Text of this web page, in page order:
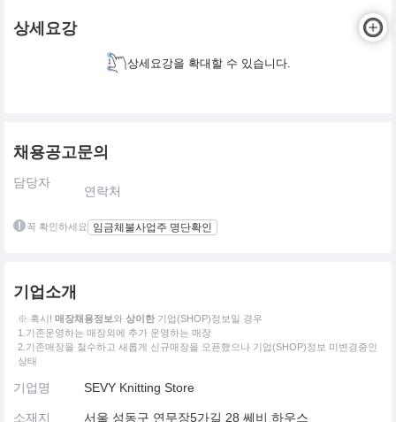
상세요강
상세요강을 확대할 수 있습니다.
채용공고문의
담당자
연락처
꼭 확인하세요 임금체불사업주 명단확인
기업소개
※ 혹시! 매장채용정보와 상이한 기업(SHOP)정보일 경우
1.기존운영하는 매장외에 추가 운영하는 매장
2.기존매장을 철수하고 새롭게 신규매장을 오픈했으나 기업(SHOP)정보 미변경중인
상태
기업명 SEVY Knitting Store
소재지 서울 성동구 연무장5가길 28 쎄비 하우스